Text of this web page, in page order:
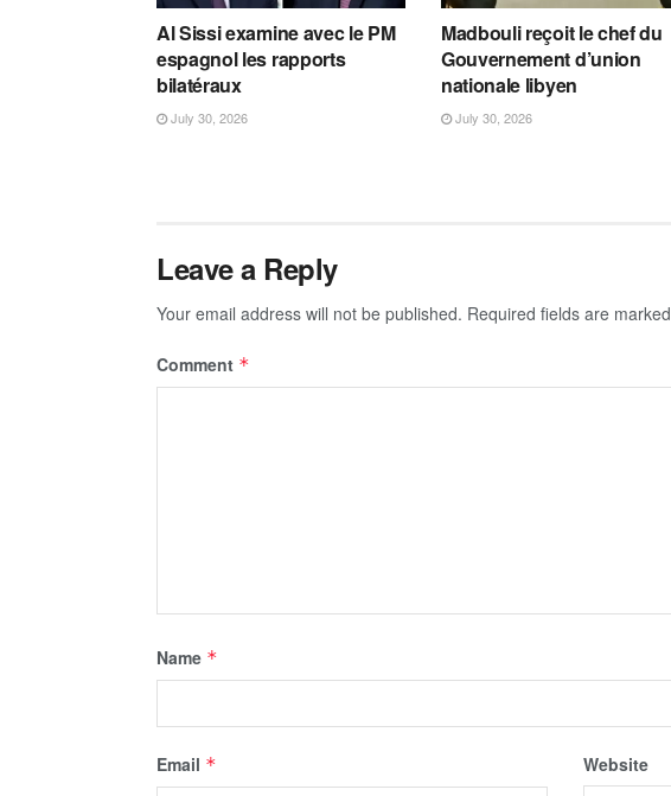
Al Sissi examine avec le PM
espagnol les rapports
bilatéraux
July 30, 2026
Madbouli reçoit le chef du
Gouvernement d’union
nationale libyen
July 30, 2026
Leave a Reply
Your email address will not be published. Required fields are marked
Comment *
Name *
Email * Website